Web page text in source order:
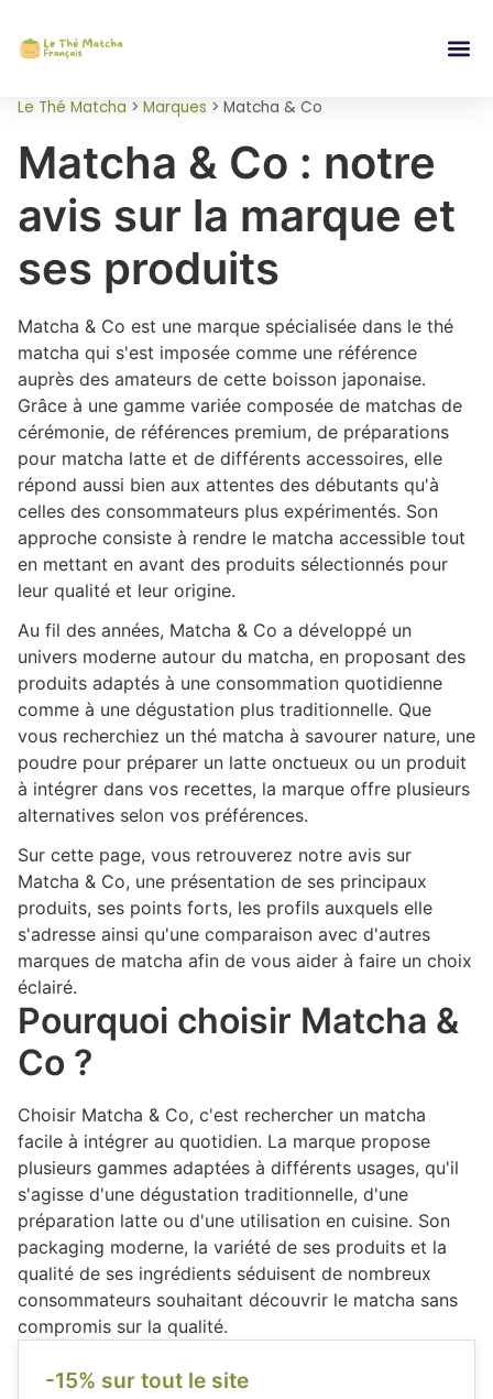
Le Thé Matcha > Marques > Matcha & Co
Matcha & Co : notre
avis sur la marque et
ses produits
Matcha & Co est une marque spécialisée dans le thé
matcha qui s'est imposée comme une référence
auprès des amateurs de cette boisson japonaise.
Grâce à une gamme variée composée de matchas de
cérémonie, de références premium, de préparations
pour matcha latte et de différents accessoires, elle
répond aussi bien aux attentes des débutants qu'à
celles des consommateurs plus expérimentés. Son
approche consiste à rendre le matcha accessible tout
en mettant en avant des produits sélectionnés pour
leur qualité et leur origine.
Au fil des années, Matcha & Co a développé un
univers moderne autour du matcha, en proposant des
produits adaptés à une consommation quotidienne
comme à une dégustation plus traditionnelle. Que
vous recherchiez un thé matcha à savourer nature, une
poudre pour préparer un latte onctueux ou un produit
à intégrer dans vos recettes, la marque offre plusieurs
alternatives selon vos préférences.
Sur cette page, vous retrouverez notre avis sur
Matcha & Co, une présentation de ses principaux
produits, ses points forts, les profils auxquels elle
s'adresse ainsi qu'une comparaison avec d'autres
marques de matcha afin de vous aider à faire un choix
éclairé.
Pourquoi choisir Matcha &
Co ?
Choisir Matcha & Co, c'est rechercher un matcha
facile à intégrer au quotidien. La marque propose
plusieurs gammes adaptées à différents usages, qu'il
s'agisse d'une dégustation traditionnelle, d'une
préparation latte ou d'une utilisation en cuisine. Son
packaging moderne, la variété de ses produits et la
qualité de ses ingrédients séduisent de nombreux
consommateurs souhaitant découvrir le matcha sans
compromis sur la qualité.
-15% sur tout le site